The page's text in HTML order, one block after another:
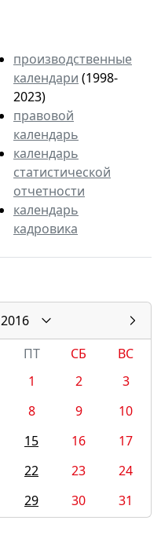
производственные
календари (1998-
2023)
правовой
календарь
календарь
статистической
отчетности
календарь
кадровика
2016
ПТ СБ
ВС
1
2
3
8 9
10
15 16
17
22 23
24
29 30 31